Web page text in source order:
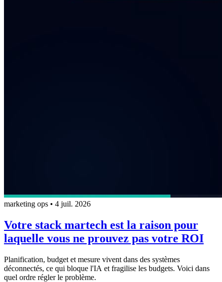
marketing ops • 4 juil. 2026
Votre stack martech est la raison pour
laquelle vous ne prouvez pas votre ROI
Planification, budget et mesure vivent dans des systèmes
déconnectés, ce qui bloque l'IA et fragilise les budgets. Voici dans
quel ordre régler le problème.